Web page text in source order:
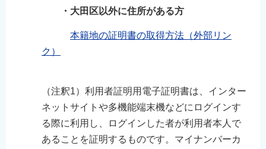
・大田区以外に住所がある方
本籍地の証明書の取得方法（外部リン
ク）
（注釈1）利用者証明用電子証明書は、インター
ネットサイトや多機能端末機などにログインす
る際に利用し、ログインした者が利用者本人で
あることを証明するものです。マイナンバーカ